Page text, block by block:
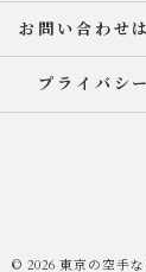
お問い合わせ
プライバシ
© 2026 東京の空手